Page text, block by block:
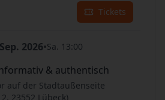
Tickets
Sep. 2026•Sa. 13:00
& authentisch
auf der Stadtaußenseite
23552 Lübeck)